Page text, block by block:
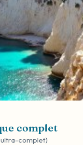
complet
ultra-complet)